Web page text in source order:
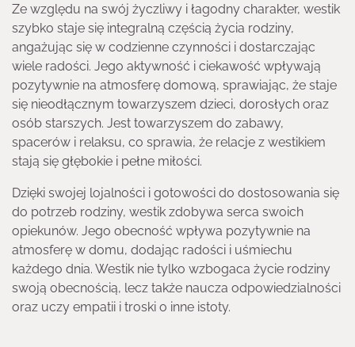
Ze względu na swój życzliwy i łagodny charakter, westik
szybko staje się integralną częścią życia rodziny,
angażując się w codzienne czynności i dostarczając
wiele radości. Jego aktywność i ciekawość wpływają
pozytywnie na atmosferę domową, sprawiając, że staje
się nieodłącznym towarzyszem dzieci, dorosłych oraz
osób starszych. Jest towarzyszem do zabawy,
spacerów i relaksu, co sprawia, że relacje z westikiem
stają się głębokie i pełne miłości.
Dzięki swojej lojalności i gotowości do dostosowania się
do potrzeb rodziny, westik zdobywa serca swoich
opiekunów. Jego obecność wpływa pozytywnie na
atmosferę w domu, dodając radości i uśmiechu
każdego dnia. Westik nie tylko wzbogaca życie rodziny
swoją obecnością, lecz także naucza odpowiedzialności
oraz uczy empatii i troski o inne istoty.